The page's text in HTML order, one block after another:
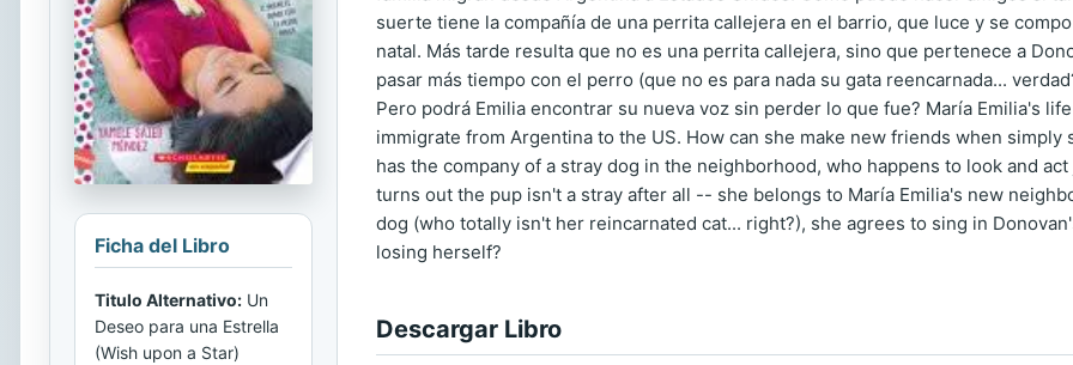
Ficha del Libro
Titulo Alternativo: Un
Deseo para una Estrella
(Wish upon a Star)
suerte tiene la compañía de una perrita callejera en el barrio, que luce y se
natal. Más tarde resulta que no es una perrita callejera, sino que pertenece a
pasar más tiempo con el perro (que no es para nada su gata reencarnada...
Pero podrá Emilia encontrar su nueva voz sin perder lo que fue? María Emilia's
immigrate from Argentina to the US. How can she make new friends when
has the company of a stray dog in the neighborhood, who happens to look and
turns out the pup isn't a stray after all -- she belongs to María Emilia's new
dog (who totally isn't her reincarnated cat... right?), she agrees to sing in
losing herself?
Descargar Libro